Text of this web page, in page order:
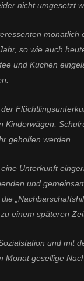
nicht umgesetzt
monatlich
so wie auch
und Kuchen
geholfen werden.
Unterkunft
und
einem späteren
und mit
Monat gesellige